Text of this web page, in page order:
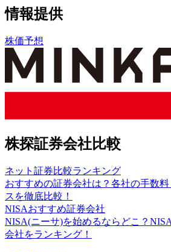
情報提供
株価予想
株探証券会社比較
ネット証券比較ランキング
おすすめの証券会社は？各社の手数
スを徹底比較！
NISAおすすめ証券会社
NISA(ニーサ)を始めるならどこ？
会社をランキング！